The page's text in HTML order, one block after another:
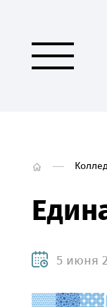
5 июня